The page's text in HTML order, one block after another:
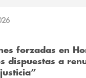
forzadas en
dispuestas a